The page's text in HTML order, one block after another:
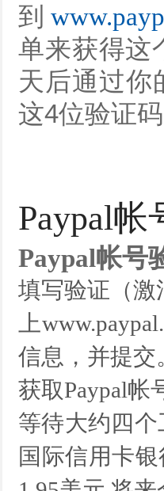
到
单来获得这
天后通过你
这4位验证
Paypal
Paypal帐号
填写验证（激
上
信息，并提交
获取Paypal帐
等待大约四
国际信用卡